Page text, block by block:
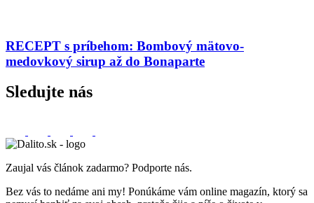
RECEPT s príbehom: Bombový mätovo-
medovkový sirup až do Bonaparte
Sledujte nás
Zaujal vás článok zadarmo? Podporte nás.
Bez vás to nedáme ani my! Ponúkáme vám online magazín, ktorý sa